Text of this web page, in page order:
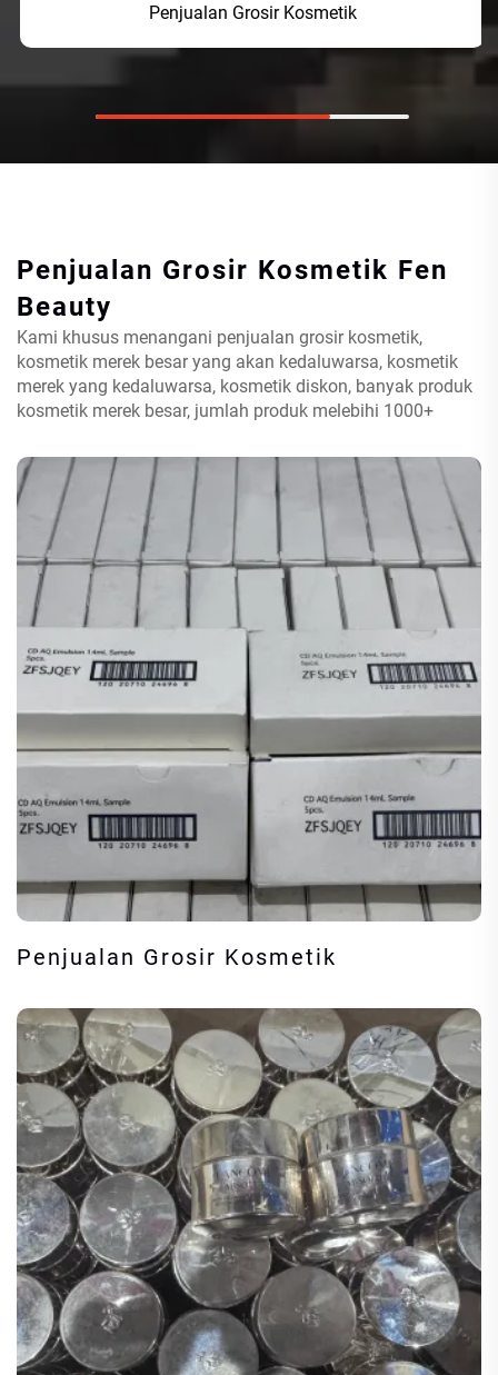
Penjualan Grosir Kosmetik
Penjualan Grosir Kosmetik Fen
Beauty
Kami khusus menangani penjualan grosir kosmetik,
kosmetik merek besar yang akan kedaluwarsa, kosmetik
merek yang kedaluwarsa, kosmetik diskon, banyak produk
kosmetik merek besar, jumlah produk melebihi 1000+
Penjualan Grosir Kosmetik